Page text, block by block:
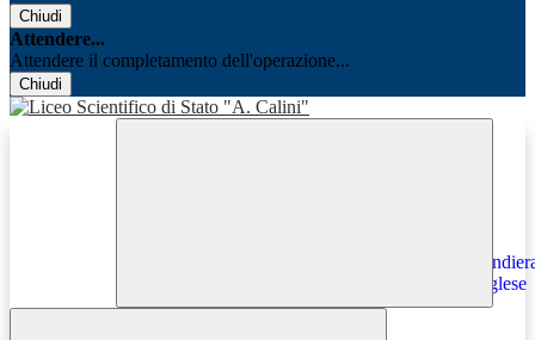
Chiudi
Attendere...
Attendere il completamento dell'operazione...
Chiudi